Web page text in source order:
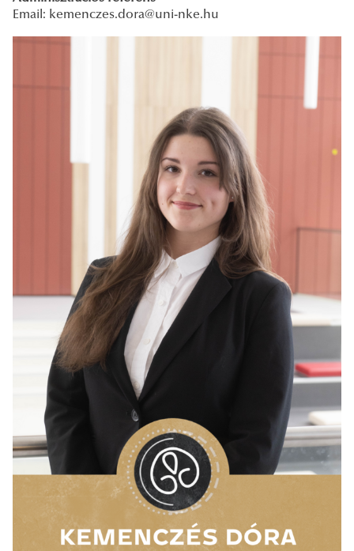
Email: kemenczes.dora@uni-nke.hu